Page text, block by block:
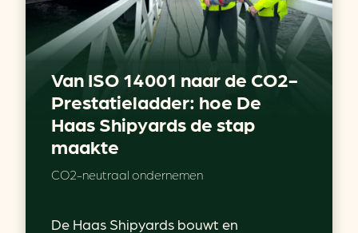
Van ISO 14001 naar de CO2-
Prestatieladder: hoe De
Haas Shipyards de stap
maakte
CO2-neutraal ondernemen
De Haas Shipyards bouwt en